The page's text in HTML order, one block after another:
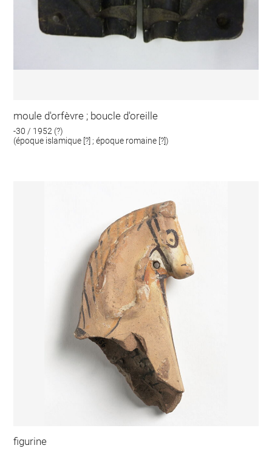
moule d'orfèvre ; boucle d'oreille
-30 / 1952 (?)
(époque islamique [?] ; époque romaine [?])
figurine